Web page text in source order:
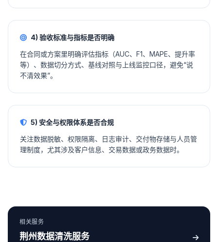
4) 验收标准与指标是否明确
在合同或方案里明确评估指标（AUC、F1、MAPE、提升率
等）、数据切分方式、基线对照与上线监控口径，避免“说
不清效果”。
5) 安全与权限体系是否合规
关注数据脱敏、权限隔离、日志审计、交付物存储与人员管
理制度，尤其涉及客户信息、交易数据或政务数据时。
相关服务
荆州数据清洗服务